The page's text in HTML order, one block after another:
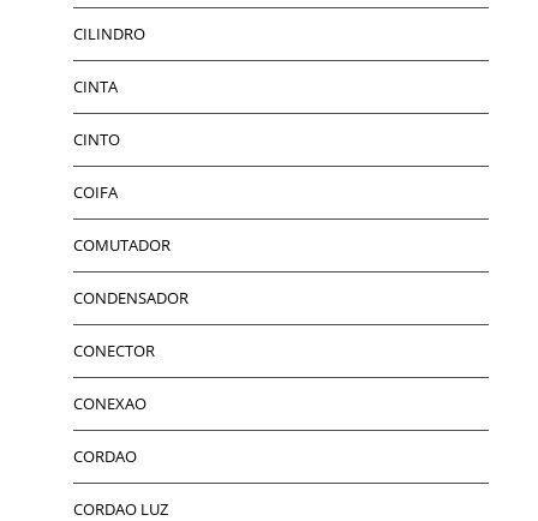
CILINDRO
CINTA
CINTO
COIFA
COMUTADOR
CONDENSADOR
CONECTOR
CONEXAO
CORDAO
CORDAO LUZ